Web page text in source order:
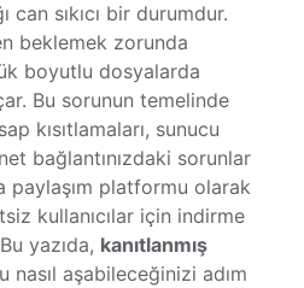
can sıkıcı bir durumdur.
beklemek zorunda
boyutlu dosyalarda
Bu sorunun temelinde
kısıtlamaları, sunucu
bağlantınızdaki sorunlar
paylaşım platformu olarak
kullanıcılar için indirme
yazıda, kanıtlanmış
aşabileceğinizi adım